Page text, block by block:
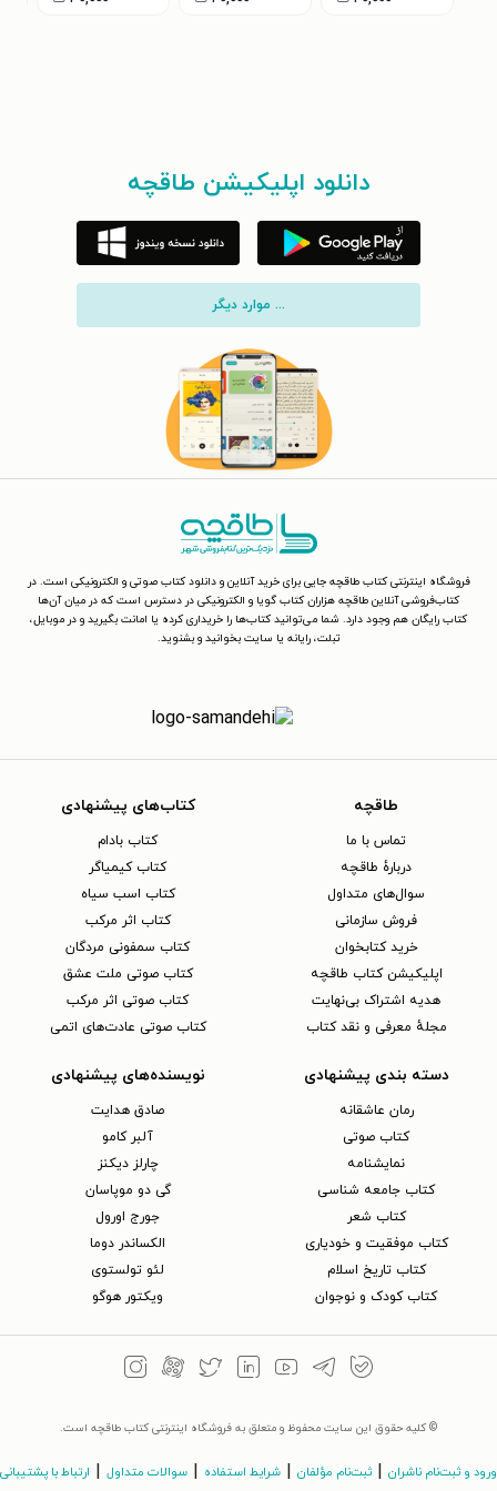
دانلود اپلیکیشن طاقچه
... موارد دیگر
فروشگاه اینترنتی کتاب طاقچه جایی برای خرید آنلاین و دانلود کتاب صوتی و الکترونیکی است. در
کتاب‌فروشی آنلاین طاقچه هزاران کتاب گویا و الکترونیکی در دسترس است که در میان آن‌ها
کتاب رایگان هم وجود دارد. شما می‌توانید کتاب‌ها را خریداری کرده یا امانت بگیرید و در موبایل،
تبلت، رایانه یا سایت بخوانید و بشنوید.
طاقچه
تماس با ما
دربارهٔ طاقچه
سوال‌های متداول
فروش سازمانی
خرید کتابخوان
اپلیکیشن کتاب طاقچه
هدیه اشتراک بی‌نهایت
مجلهٔ معرفی و نقد کتاب
کتاب‌های پیشنهادی
کتاب بادام
کتاب کیمیاگر
کتاب اسب سیاه
کتاب اثر مرکب
کتاب سمفونی مردگان
کتاب صوتی ملت عشق
کتاب صوتی اثر مرکب
کتاب صوتی عادت‌های اتمی
دسته بندی پیشنهادی
رمان عاشقانه
کتاب‌ صوتی
نمایشنامه
کتاب جامعه شناسی
کتاب شعر
کتاب موفقیت و خودیاری
کتاب تاریخ اسلام
کتاب کودک و نوجوان
نویسنده‌های پیشنهادی
صادق هدایت
آلبر کامو
چارلز دیکنز
گی دو موپاسان
جورج اورول
الکساندر دوما
لئو تولستوی
ویکتور هوگو
© کلیه حقوق این سایت محفوظ و متعلق به فروشگاه اینترنتی کتاب طاقچه است.
ورود و ثبت‌نام ناشران ثبت‌نام مؤلفان شرایط استفاده سوالات متداول ارتباط با پشتیبانی